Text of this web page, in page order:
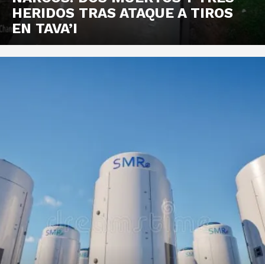
HERIDOS TRAS ATAQUE A TIROS
EN TAVA’I